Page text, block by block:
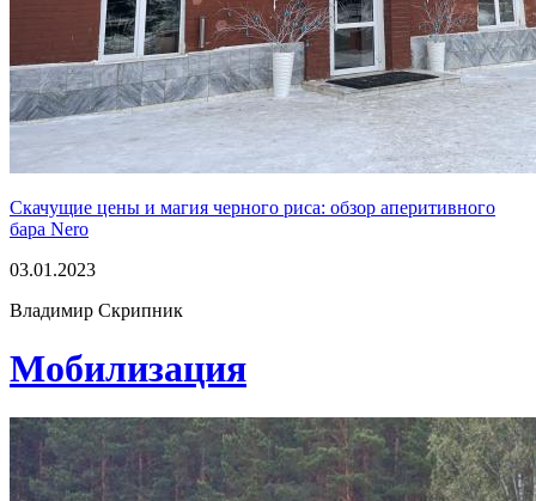
Скачущие цены и магия черного риса: обзор аперитивного
бара Nero
03.01.2023
Владимир Скрипник
Мобилизация